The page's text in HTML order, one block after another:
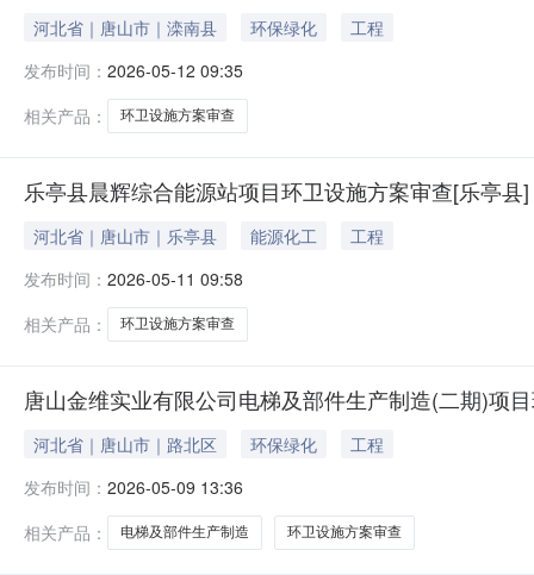
河北省｜唐山市｜滦南县 环保绿化
工程
发布时间： 2026-05-12 09:35
相关产品：
环卫设施方案审查
乐亭县晨辉综合能源站项目环卫设施方案审查[乐亭县]
河北省｜唐山市｜乐亭县 能源化工
工程
发布时间： 2026-05-11 09:58
相关产品：
环卫设施方案审查
唐山金维实业有限公司电梯及部件生产制造(二期)项
河北省｜唐山市｜路北区 环保绿化
工程
发布时间： 2026-05-09 13:36
相关产品：
电梯及部件生产制造 环卫设施方案审查